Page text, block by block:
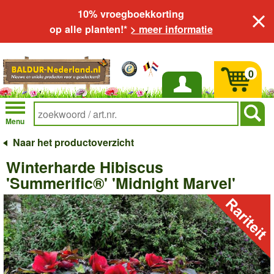
10% vroegboekkorting
op alle planten!* > meer informatie
Inloggen
Menu
0
Naar het productoverzicht
Winterharde Hibiscus
'Summerific®' 'Midnight Marvel'